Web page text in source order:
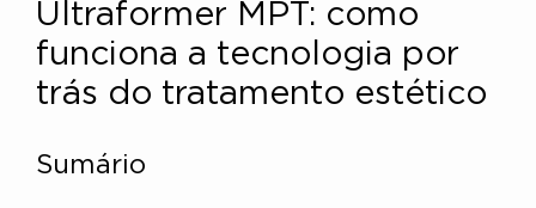
Ultraformer MPT: como
funciona a tecnologia por
trás do tratamento estético
Sumário